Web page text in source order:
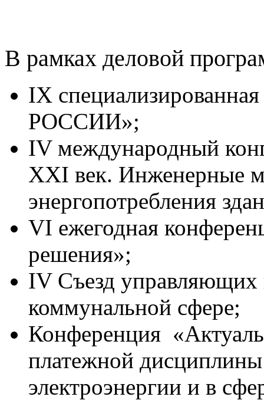
В рамках деловой
IX
РОССИИ»;
IV международный
XXI век. Инженерные
энергопотребления
VI ежегодная
решения»;
IV Съезд
коммунальной сфере;
Конференция
платежной
электроэнергии и в